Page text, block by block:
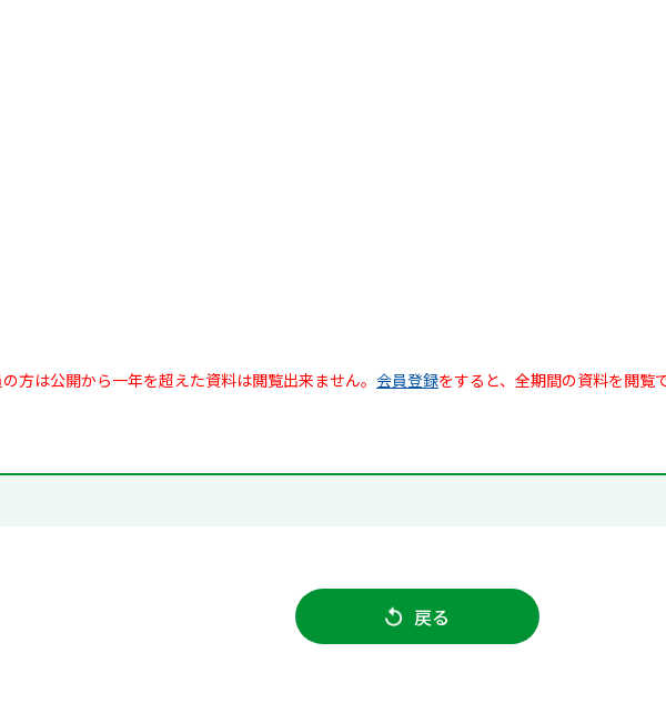
方は公開から一年を超えた資料は閲覧出来ません。 会員登録をすると、全期間の資料を閲覧
戻る